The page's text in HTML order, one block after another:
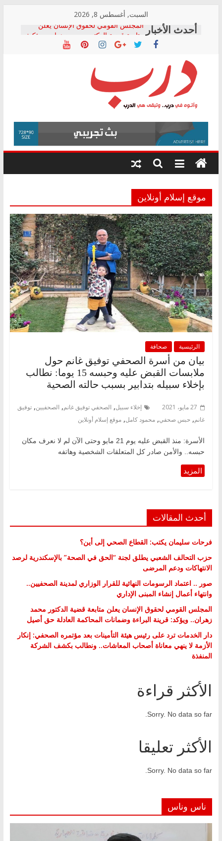
content
السبت, أغسطس 8, 2026
المجلس القومي لحقوق الإنسان يعلن
متابعة قضية الدكتور محمد زهران.. ويؤكد:
قرينة البراءة وضمانات المحاكمة العادلة
دار الخدمات ترد على رئيس هيئة التأمينات
بعد مؤتمره الصحفي: إنكار الأزمة لا ينهي
معاناة أصحاب المعاشات.. ونطالب بكشف
الشركة المنفذة
فرحات سليمان يكتب: القطاع الصحي إلى
حزب التحالف الشعبي يطلق لجنة “الحق
في الصحة” بالإسكندرية لرصد الانتهاكات
ودعم المرضى
صور .. اعتماد الرسومات النهائية للقرار
الوزاري لمدينة الصحفيين.. وانتهاء أعمال
درب
وأتوه
درب..
وتبقى
هي
موقع إسلام أونلاين
الرئيسية صحافة
بيان من أسرة الصحفي توفيق غانم حول
ملابسات القبض عليه وحبسه 15 يوما: نطالب
بإخلاء سبيله بتدابير بسبب حالته الصحية
27 مايو، 2021 إخلاء سبيل, الصحفي توفيق غانم, الصحفيين, توفيق
غانم, حبس صحفي, محمود كامل, موقع إسلام أونلاين
الأسرة: منذ القبض عليه يوم 21 مايو وحتى الآن لم لا نعرف مكان
حبسه.. والأمن صادر كل المتعلقات الشخصية وهاتفه
أحدث المقالات
فرحات سليمان يكتب: القطاع الصحي إلى أين؟
حزب التحالف الشعبي يطلق لجنة “الحق في الصحة” بالإسكندرية لرصد
الانتهاكات ودعم المرضى
صور .. اعتماد الرسومات النهائية للقرار الوزاري لمدينة الصحفيين..
وانتهاء أعمال إنشاء المبنى الإداري
المجلس القومي لحقوق الإنسان يعلن متابعة قضية الدكتور محمد
زهران.. ويؤكد: قرينة البراءة وضمانات المحاكمة العادلة حق أصيل
دار الخدمات ترد على رئيس هيئة التأمينات بعد مؤتمره الصحفي: إنكار
الأزمة لا ينهي معاناة أصحاب المعاشات.. ونطالب بكشف الشركة
المنفذة
الأكثر قراءة
Sorry. No data so far.
الأكثر تعليقا
Sorry. No data so far.
ناس وناس